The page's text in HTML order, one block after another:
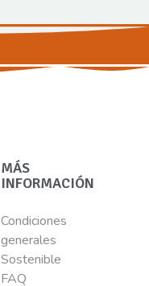
MÁS
INFORMACIÓN
Condiciones
generales
Sostenible
FAQ